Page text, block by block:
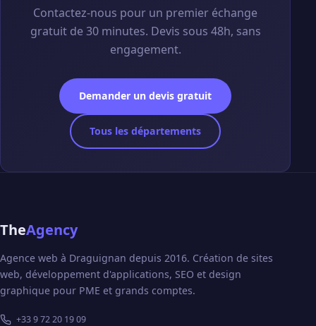
Contactez-nous pour un premier échange
gratuit de 30 minutes. Devis sous 48h, sans
engagement.
Demander un devis gratuit
Tous les départements
TheAgency
Agence web à Draguignan depuis 2016. Création de sites
web, développement d'applications, SEO et design
graphique pour PME et grands comptes.
+33 9 72 20 19 09